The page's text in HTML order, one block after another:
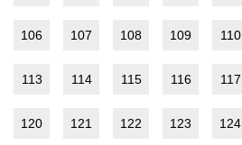
106 107 108 109 110
113 114 115 116 117
120 121 122 123 124